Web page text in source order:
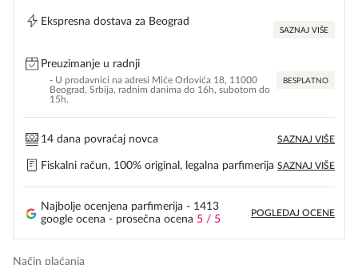
Ekspresna dostava za Beograd
SAZNAJ VIŠE
Preuzimanje u radnji
- U prodavnici na adresi Miće Orlovića 18, 11000
Beograd, Srbija, radnim danima do 16h, subotom do
15h.
BESPLATNO
14 dana povraćaj novca SAZNAJ VIŠE
Fiskalni račun, 100% original, legalna parfimerija SAZNAJ VIŠE
Najbolje ocenjena parfimerija - 1413
google ocena - prosečna ocena 5 / 5
POGLEDAJ OCENE
Način plaćanja